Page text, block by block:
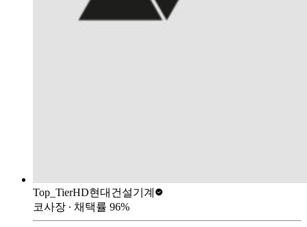
Top_TierHD현대건설기계
코사장 ∙ 채택률 96%